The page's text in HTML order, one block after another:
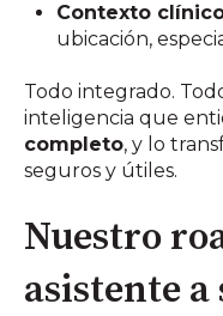
Contexto
ubicación,
Todo integrado.
inteligencia que
completo, y lo
seguros y útiles.
Nuestro
asistente